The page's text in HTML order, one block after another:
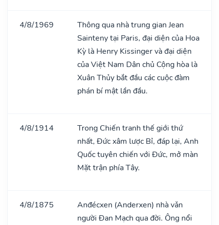
4/8/1969
Thông qua nhà trung gian Jean
Sainteny tại Paris, đại diện của Hoa
Kỳ là Henry Kissinger và đại diện
của Việt Nam Dân chủ Cộng hòa là
Xuân Thủy bắt đầu các cuộc đàm
phán bí mật lần đầu.
4/8/1914
Trong Chiến tranh thế giới thứ
nhất, Đức xâm lược Bỉ, đáp lại, Anh
Quốc tuyên chiến với Đức, mở màn
Mặt trận phía Tây.
4/8/1875
Anđécxen (Anderxen) nhà vǎn
người Đan Mạch qua đời. Ông nổi